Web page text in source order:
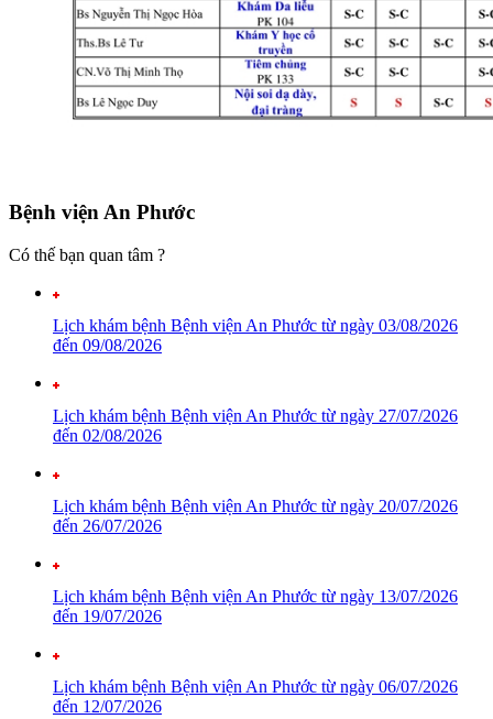
Bệnh viện An Phước
Có thế bạn quan tâm ?
Lịch khám bệnh Bệnh viện An Phước từ ngày 03/08/2026
đến 09/08/2026
Lịch khám bệnh Bệnh viện An Phước từ ngày 27/07/2026
đến 02/08/2026
Lịch khám bệnh Bệnh viện An Phước từ ngày 20/07/2026
đến 26/07/2026
Lịch khám bệnh Bệnh viện An Phước từ ngày 13/07/2026
đến 19/07/2026
Lịch khám bệnh Bệnh viện An Phước từ ngày 06/07/2026
đến 12/07/2026